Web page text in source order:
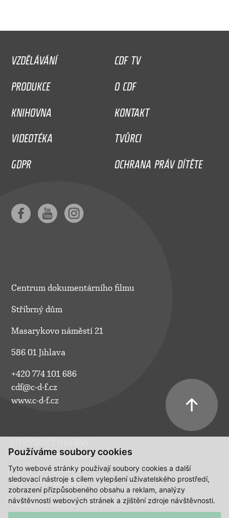
Používáme soubory cookies
Tyto webové stránky používají soubory cookies a další
sledovací nástroje s cílem vylepšení uživatelského prostředí,
zobrazení přizpůsobeného obsahu a reklam, analýzy
návštěvnosti webových stránek a zjištění zdroje návštěvnosti.
VZDĚLÁVÁNÍ
CDF TV
PRODUKCE
O CDF
KNIHOVNA
KONTAKT
VIDEOTÉKA
TVŮRCI
GDPR
OCHRANA PRÁV DÍTĚTE
Centrum dokumentárního filmu
Stříbrný dům
Masarykovo náměstí 21
586 01 Jihlava
+420 774 101 686
cdf@c-d-f.cz
www.c-d-f.cz
Po–Pá:
10.00–18.00
So:
na požádání
Ne:
na požádání
Polední pauza ve všední dny a v sobotu 13:00 - 14:00.